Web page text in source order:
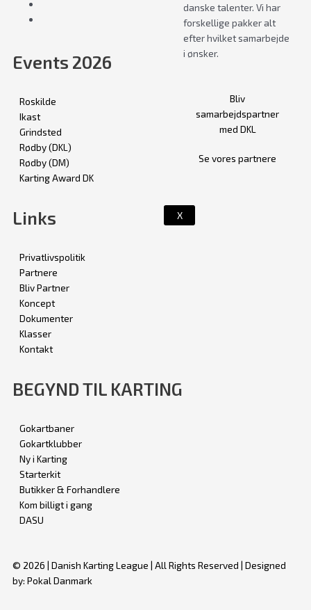
danske talenter. Vi har
forskellige pakker alt
efter hvilket samarbejde
i ønsker.
Bliv
samarbejdspartner
med DKL
Se vores partnere
X
Events 2026
Roskilde
Ikast
Grindsted
Rødby (DKL)
Rødby (DM)
Karting Award DK
Links
Privatlivspolitik
Partnere
Bliv Partner
Koncept
Dokumenter
Klasser
Kontakt
BEGYND TIL KARTING
Gokartbaner
Gokartklubber
Ny i Karting
Starterkit
Butikker & Forhandlere
Kom billigt i gang
DASU
© 2026 | Danish Karting League | All Rights Reserved | Designed
by: Pokal Danmark